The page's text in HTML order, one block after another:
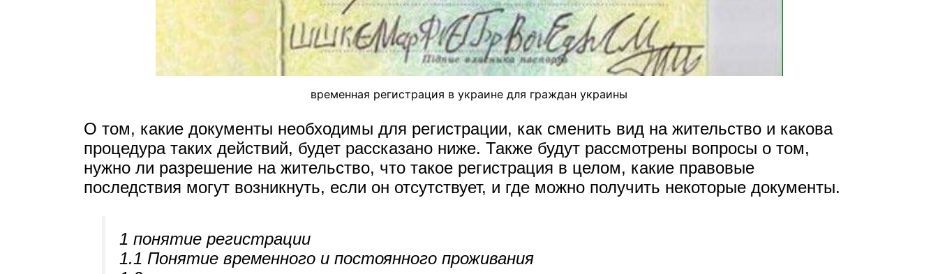
временная регистрация в украине для граждан украины
О том, какие документы необходимы для регистрации, как сменить вид на жительство и какова
процедура таких действий, будет рассказано ниже. Также будут рассмотрены вопросы о том,
нужно ли разрешение на жительство, что такое регистрация в целом, какие правовые
последствия могут возникнуть, если он отсутствует, и где можно получить некоторые документы.
1 понятие регистрации
1.1 Понятие временного и постоянного проживания